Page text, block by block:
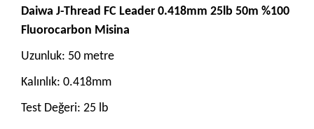
Daiwa J-Thread FC Leader 0.418mm 25lb 50m %100
Fluorocarbon Misina
Uzunluk: 50 metre
Kalınlık: 0.418mm
Test Değeri: 25 lb